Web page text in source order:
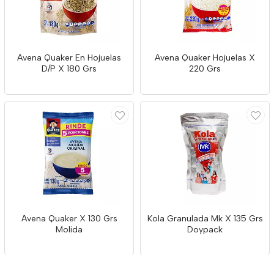
Avena Quaker En Hojuelas
D/P X 180 Grs
Avena Quaker Hojuelas X
220 Grs
Avena Quaker X 130 Grs
Molida
Kola Granulada Mk X 135 Grs
Doypack